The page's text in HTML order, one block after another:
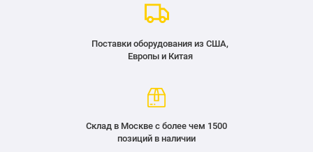
Поставки оборудования из США,
Европы и Китая
Склад в Москве с более чем 1500
позиций в наличии